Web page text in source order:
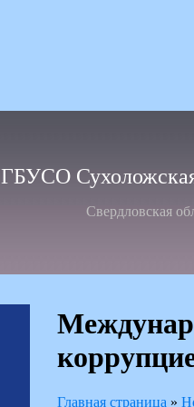
ГБУСО
Свердловская
Главная страница »